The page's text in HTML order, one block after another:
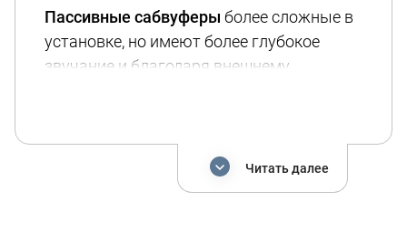
Пассивные сабвуферы более сложные в
установке, но имеют более глубокое
звучание и благодаря внешнему
индивидуальных предпочтений. Для
установки пассивного сабвуфера вам
потребуется: короб для сабвуфера,
Читать далее